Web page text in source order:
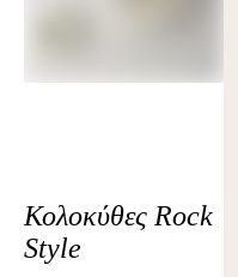
Κολοκύθες Rock
Style